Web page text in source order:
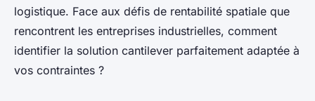
logistique. Face aux défis de rentabilité spatiale que
rencontrent les entreprises industrielles, comment
identifier la solution cantilever parfaitement adaptée à
vos contraintes ?